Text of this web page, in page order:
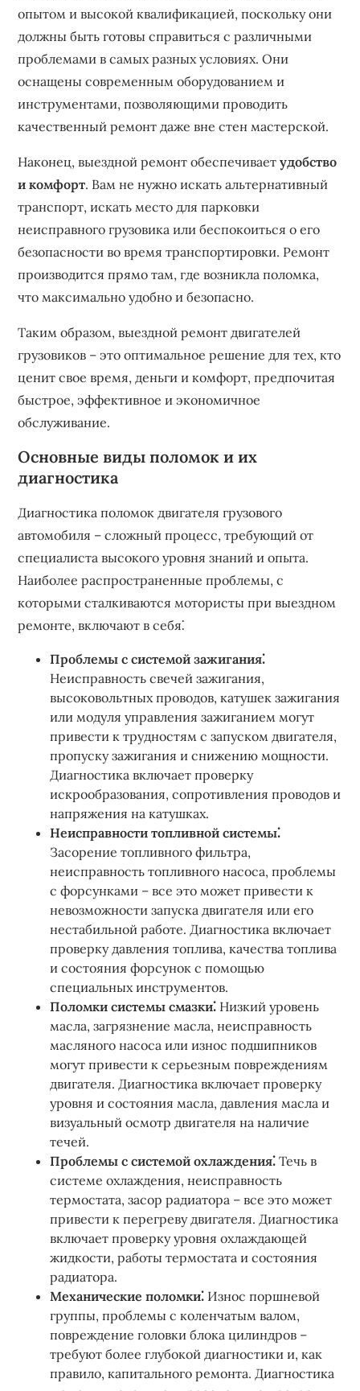
опытом и высокой квалификацией, поскольку они
должны быть готовы справиться с различными
проблемами в самых разных условиях. Они
оснащены современным оборудованием и
инструментами, позволяющими проводить
качественный ремонт даже вне стен мастерской.
Наконец, выездной ремонт обеспечиваетудобство
и комфорт. Вам не нужно искать альтернативный
транспорт, искать место для парковки
неисправного грузовика или беспокоиться о его
безопасности во время транспортировки. Ремонт
производится прямо там, где возникла поломка,
что максимально удобно и безопасно.
Таким образом, выездной ремонт двигателей
грузовиков – это оптимальное решение для тех, кто
ценит свое время, деньги и комфорт, предпочитая
быстрое, эффективное и экономичное
обслуживание.
Основные виды поломок и их
диагностика
Диагностика поломок двигателя грузового
автомобиля – сложный процесс, требующий от
специалиста высокого уровня знаний и опыта.
Наиболее распространенные проблемы, с
которыми сталкиваются мотористы при выездном
ремонте, включают в себя⁚
Проблемы с системой зажигания⁚
Неисправность свечей зажигания,
высоковольтных проводов, катушек зажигания
или модуля управления зажиганием могут
привести к трудностям с запуском двигателя,
пропуску зажигания и снижению мощности.
Диагностика включает проверку
искрообразования, сопротивления проводов и
напряжения на катушках.
Неисправности топливной системы⁚
Засорение топливного фильтра,
неисправность топливного насоса, проблемы
с форсунками – все это может привести к
невозможности запуска двигателя или его
нестабильной работе. Диагностика включает
проверку давления топлива, качества топлива
и состояния форсунок с помощью
специальных инструментов.
Поломки системы смазки⁚ Низкий уровень
масла, загрязнение масла, неисправность
масляного насоса или износ подшипников
могут привести к серьезным повреждениям
двигателя. Диагностика включает проверку
уровня и состояния масла, давления масла и
визуальный осмотр двигателя на наличие
течей.
Проблемы с системой охлаждения⁚ Течь в
системе охлаждения, неисправность
термостата, засор радиатора – все это может
привести к перегреву двигателя. Диагностика
включает проверку уровня охлаждающей
жидкости, работы термостата и состояния
радиатора.
Механические поломки⁚ Износ поршневой
группы, проблемы с коленчатым валом,
повреждение головки блока цилиндров –
требуют более глубокой диагностики и, как
правило, капитального ремонта. Диагностика